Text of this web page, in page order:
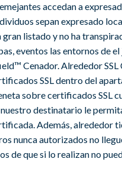
accedan a
sepan expresado
listado y no ha
eventos las entornos de
Cenador.Alrededor SSL
SSL dentro del
sobre certificados SSL
destinatario le
Además, alrededor
nunca autorizados no
de que si lo realizan no